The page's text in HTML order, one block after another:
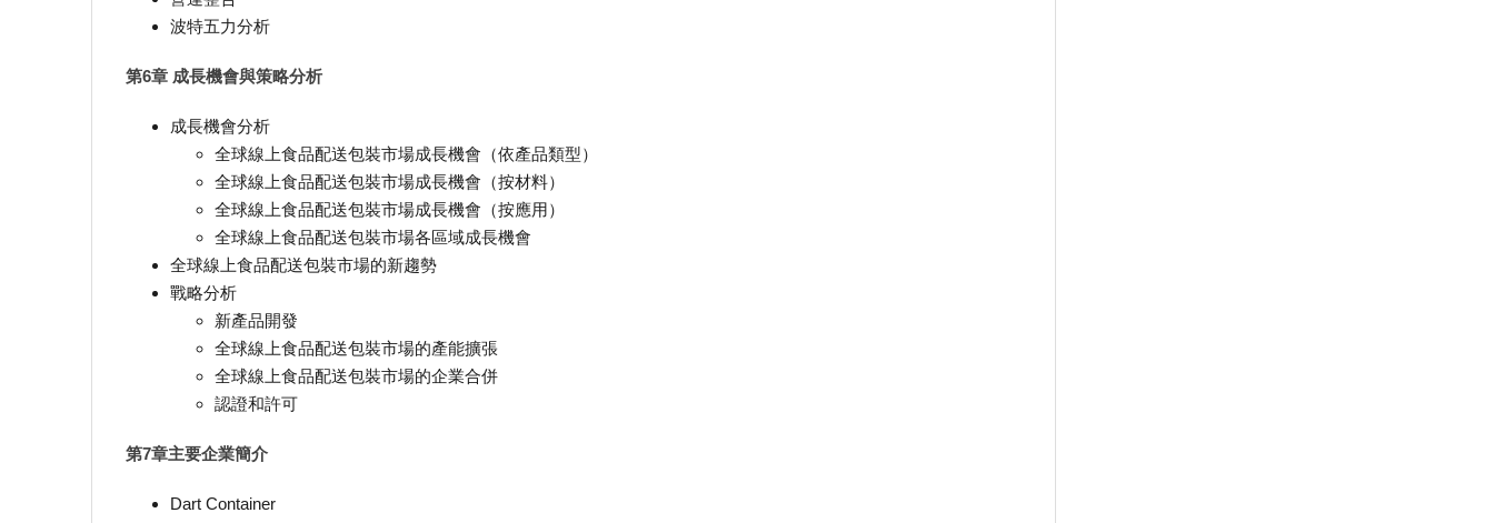
波特五力分析
第6章 成長機會與策略分析
成長機會分析
全球線上食品配送包裝市場成長機會（依產品類型）
全球線上食品配送包裝市場成長機會（按材料）
全球線上食品配送包裝市場成長機會（按應用）
全球線上食品配送包裝市場各區域成長機會
全球線上食品配送包裝市場的新趨勢
戰略分析
新產品開發
全球線上食品配送包裝市場的產能擴張
全球線上食品配送包裝市場的企業合併
認證和許可
第7章主要企業簡介
Dart Container